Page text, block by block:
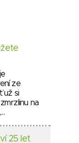
ze
už si
na
25 let